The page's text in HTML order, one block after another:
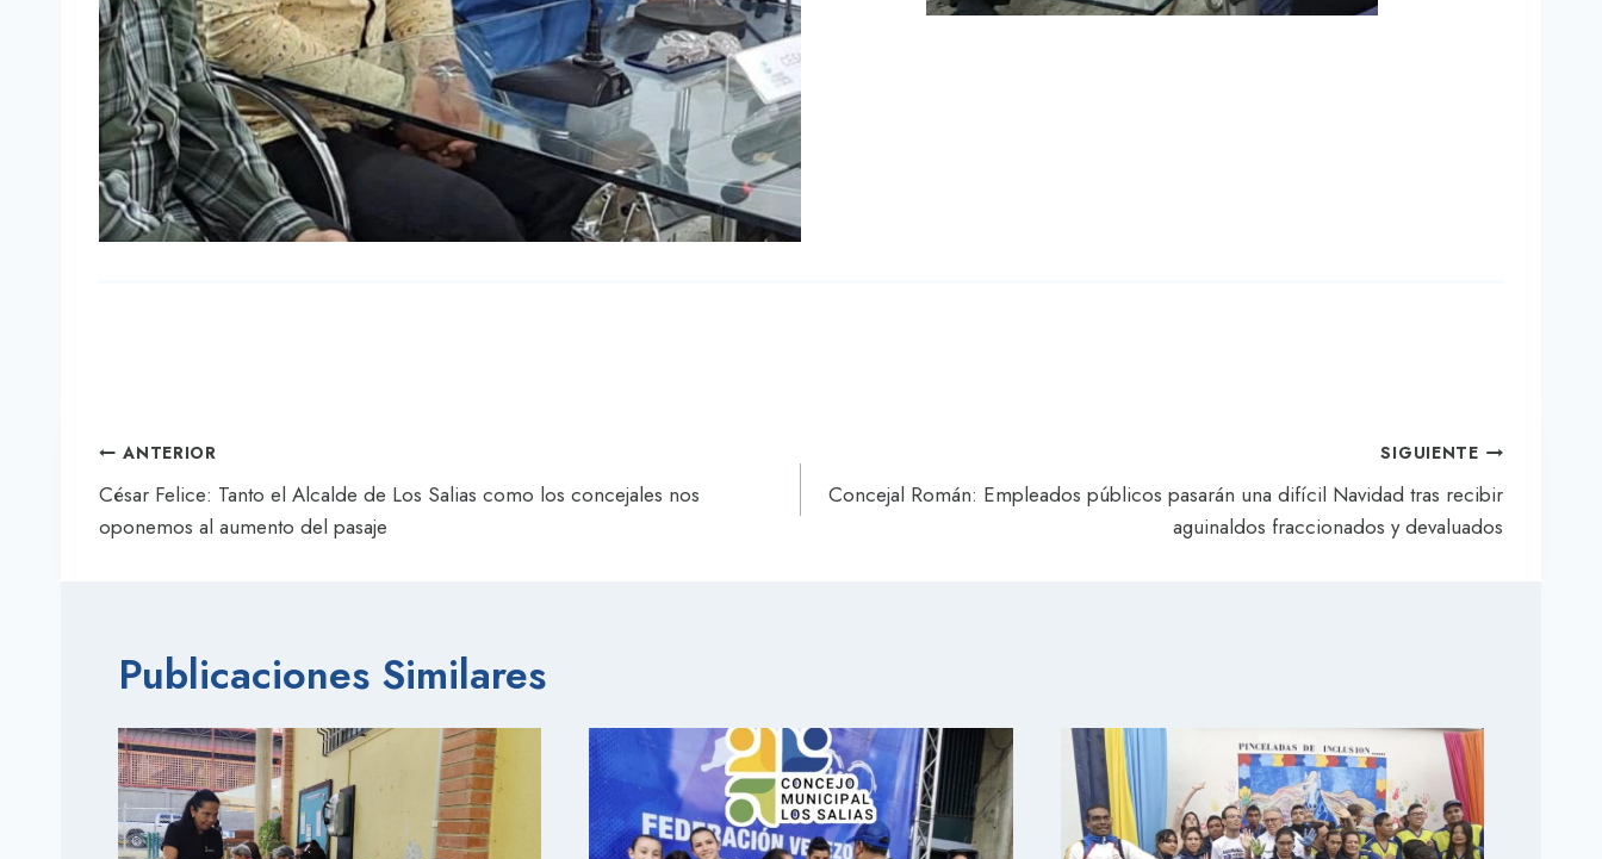
Navegación
de
entradas
ANTERIOR
César Felice: Tanto el Alcalde de Los Salias como los concejales nos
oponemos al aumento del pasaje
SIGUIENTE
Concejal Román: Empleados públicos pasarán una difícil Navidad tras recibir
aguinaldos fraccionados y devaluados
Publicaciones Similares